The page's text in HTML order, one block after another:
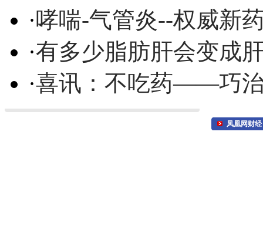
·哮喘-气管炎--权威新
·有多少脂肪肝会变成
·喜讯：不吃药——巧
凤凰网财经